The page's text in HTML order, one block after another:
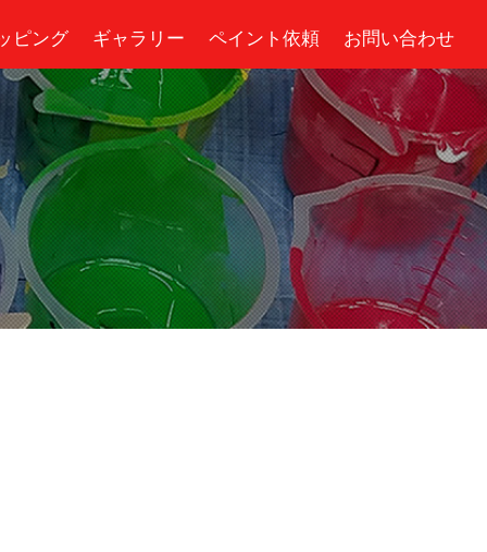
ピング ギャラリー ペイント依頼 お問い合わせ